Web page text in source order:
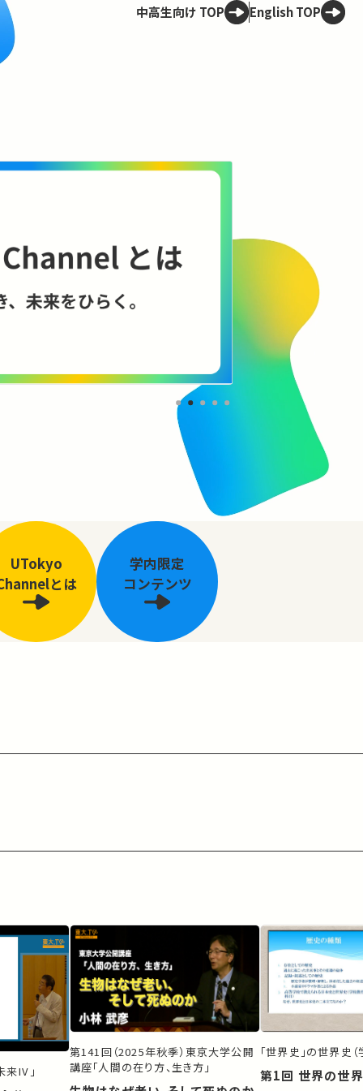
中高生向け TOP English TOP
AIやロボット
に何をもたら
に、技術と社会
コンテンツを見
UTokyo
とは
学内限定
コンテンツ
来IV」
第141回（2025年秋季）東京大学公開
講座「人間の在り方、生き方」
「世界史」の世界史
第1回 世界の世